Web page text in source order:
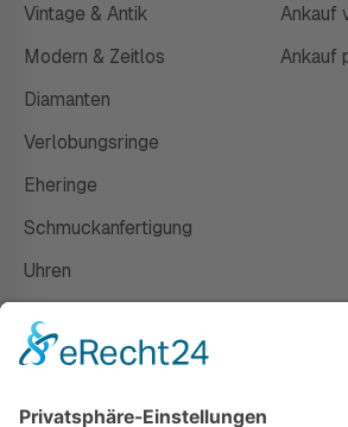
Vintage & Antik
Modern & Zeitlos
Diamanten
Verlobungsringe
Eheringe
Schmuckanfertigung
Uhren
Ankauf
Ankauf